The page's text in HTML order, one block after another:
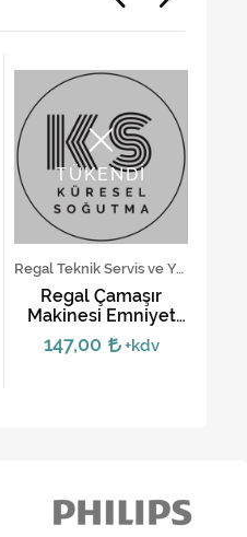
TÜKENDİ
Regal Teknik Servis ve Yedek Parça Hizmetleri
Regal Çamaşır
Makinesi Emniyet
Kilidi (Uzun Tip)
147,00 +kdv